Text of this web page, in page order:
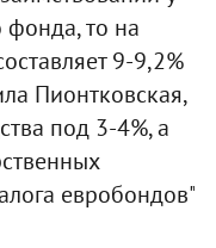
то на
9-9,2%
Пионтковская,
под 3-4%, а
евробондов"